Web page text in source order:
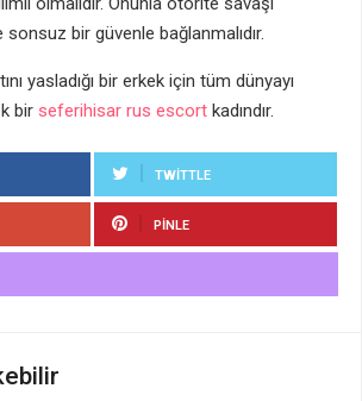
bir güvenle bağlanmalıdır.
yasladığı bir erkek için tüm dünyayı
bir seferihisar rus escort kadındır.
TWITTLE
PINLE